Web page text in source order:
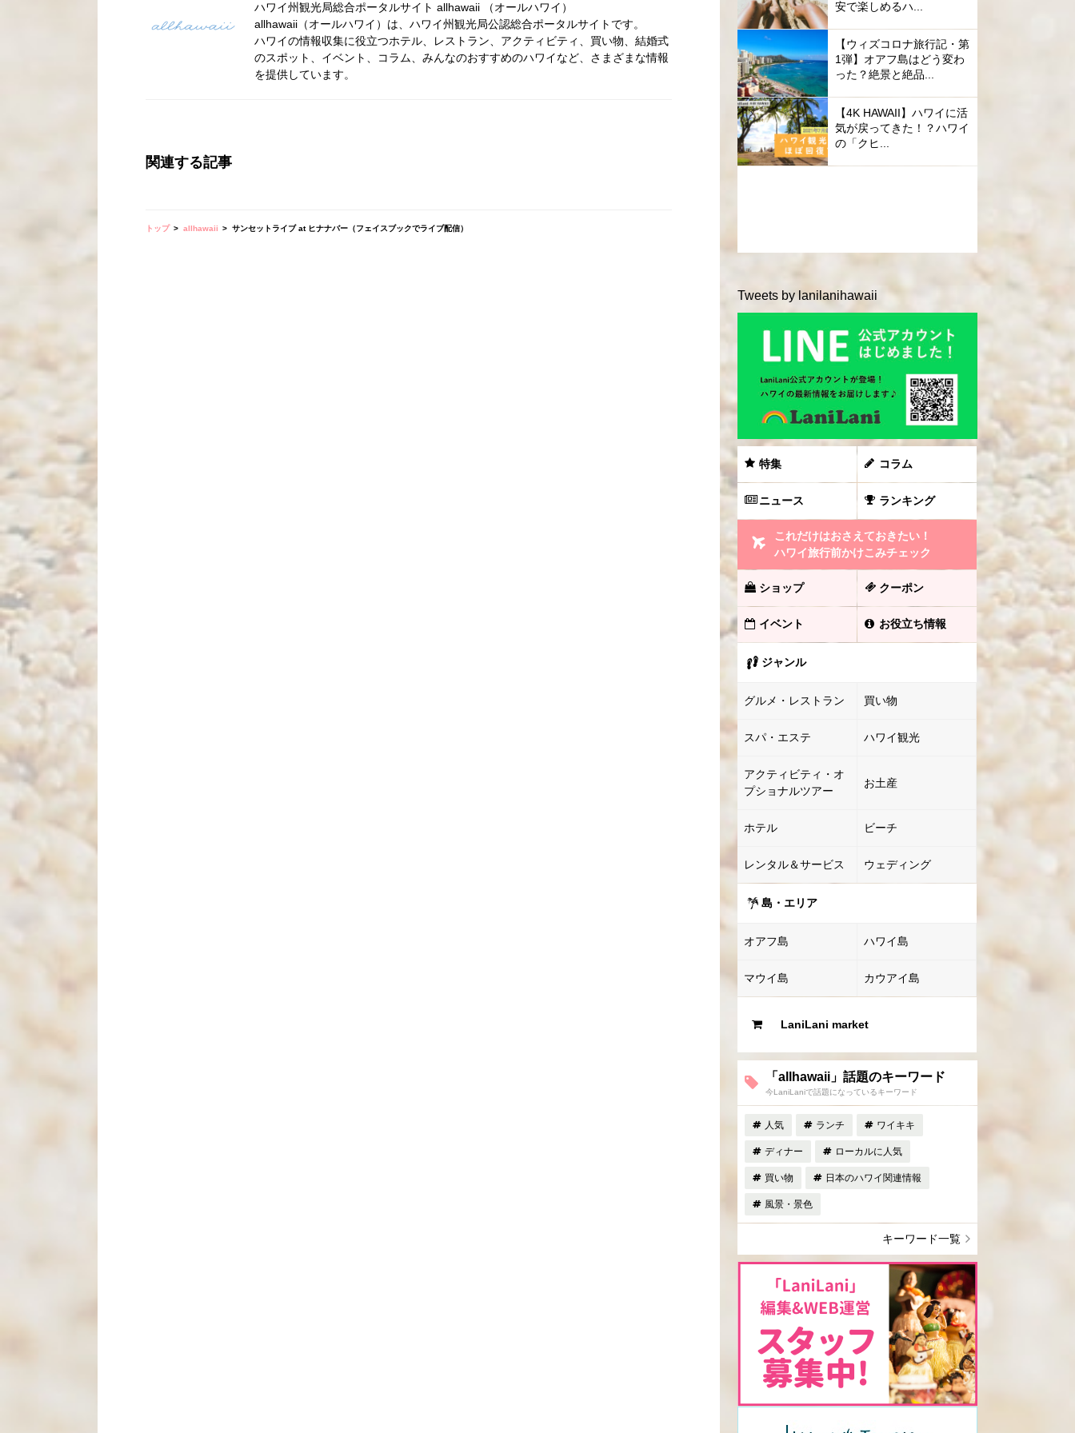
ハワイ州観光局総合ポータルサイト allhawaii （オールハワイ）
allhawaii（オールハワイ）は、ハワイ州観光局公認総合ポータルサイトです。
ハワイの情報収集に役立つホテル、レストラン、アクティビティ、買い物、結婚式
のスポット、イベント、コラム、みんなのおすすめのハワイなど、さまざまな情報
を提供しています。
関連する記事
トップ allhawaii サンセットライブ at ヒナナバー（フェイスブックでライブ配信）
安で楽しめるハ...
【ウィズコロナ旅行記・第
1弾】オアフ島はどう変わ
った？絶景と絶品...
【4K HAWAII】ハワイに活
気が戻ってきた！？ハワイ
の「クヒ...
Tweets by lanilanihawaii
特集 コラム
ニュース ランキング
これだけはおさえておきたい！
ハワイ旅行前かけこみチェック
ショップ クーポン
イベント お役立ち情報
ジャンル
グルメ・レストラン 買い物
スパ・エステ ハワイ観光
アクティビティ・オ
プショナルツアー
お土産
ホテル ビーチ
レンタル＆サービス ウェディング
島・エリア
オアフ島 ハワイ島
マウイ島 カウアイ島
LaniLani market
「allhawaii」話題のキーワード
今LaniLaniで話題になっているキーワード
人気 ランチ ワイキキ
ディナー ローカルに人気
買い物 日本のハワイ関連情報
風景・景色
キーワード一覧